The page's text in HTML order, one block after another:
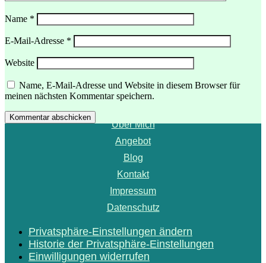
Name *
E-Mail-Adresse *
Website
Name, E-Mail-Adresse und Website in diesem Browser für
meinen nächsten Kommentar speichern.
Kommentar abschicken
Menü
Über Mich
Angebot
Blog
Kontakt
Impressum
Datenschutz
Privatsphäre-Einstellungen ändern
Historie der Privatsphäre-Einstellungen
Einwilligungen widerrufen